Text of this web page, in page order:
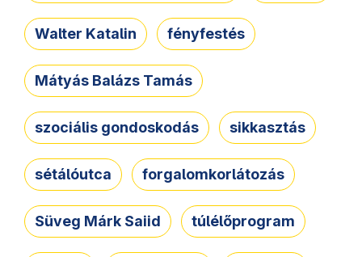
Walter Katalin fényfestés
Mátyás Balázs Tamás
szociális gondoskodás sikkasztás
sétálóutca forgalomkorlátozás
Süveg Márk Saiid túlélőprogram